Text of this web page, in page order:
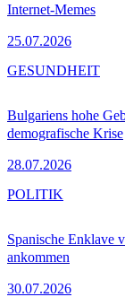
Internet-Memes
25.07.2026
Bulgariens hohe
demografische Krise
28.07.2026
GESUNDHEIT
Spanische Enklave
ankommen
30.07.2026
POLITIK